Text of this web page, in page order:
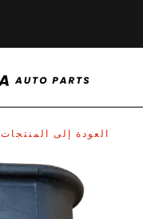
العودة إلى المنتجات